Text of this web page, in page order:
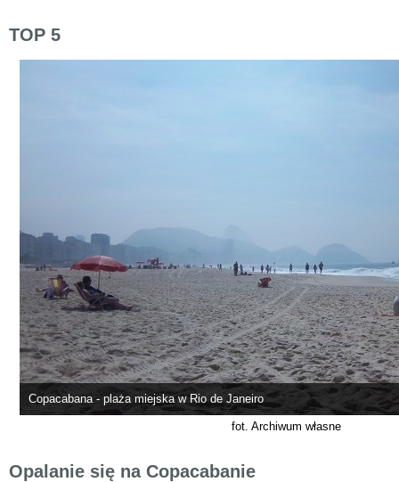
TOP 5
Copacabana - plaża miejska w Rio de Janeiro
fot. Archiwum własne
Opalanie się na Copacabanie